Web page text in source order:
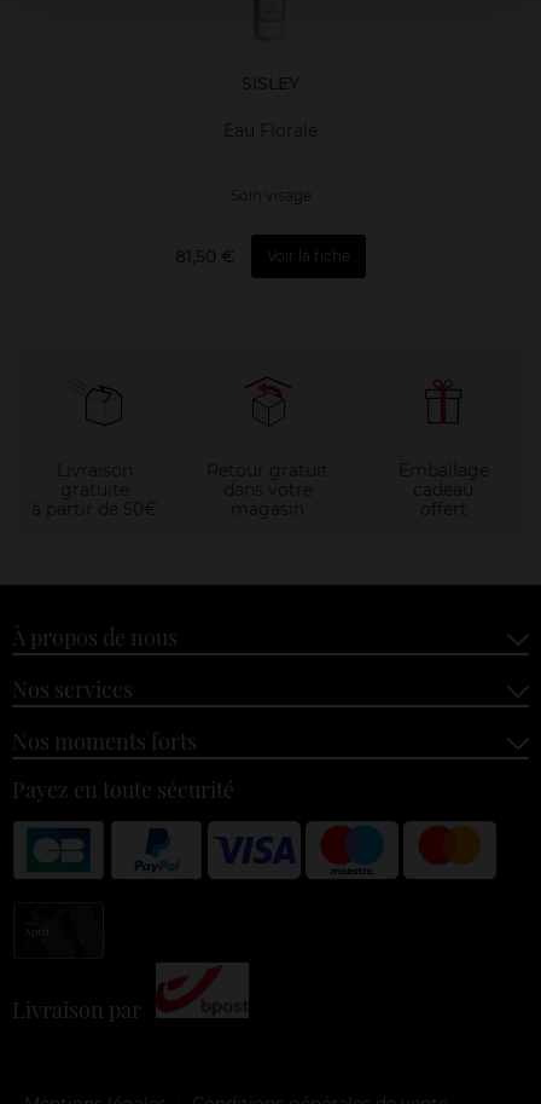
SISLEY
Eau Florale
Soin visage
81,50 € Voir la fiche
À propos de nous
Nos services
Nos moments forts
Payez en toute sécurité
Livraison par